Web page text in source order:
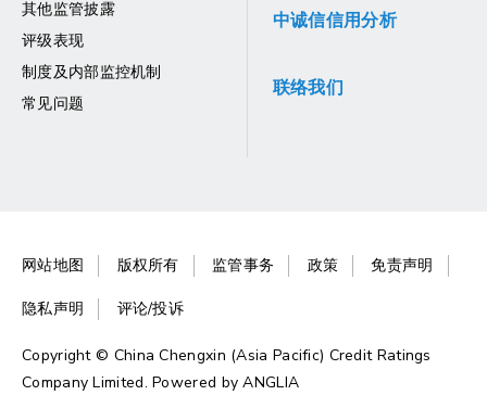
其他监管披露
评级表现
制度及内部监控机制
常见问题
中诚信信用分析
联络我们
网站地图 版权所有 监管事务 政策 免责声明
隐私声明 评论/投诉
Copyright © China Chengxin (Asia Pacific) Credit Ratings
Company Limited. Powered byANGLIA